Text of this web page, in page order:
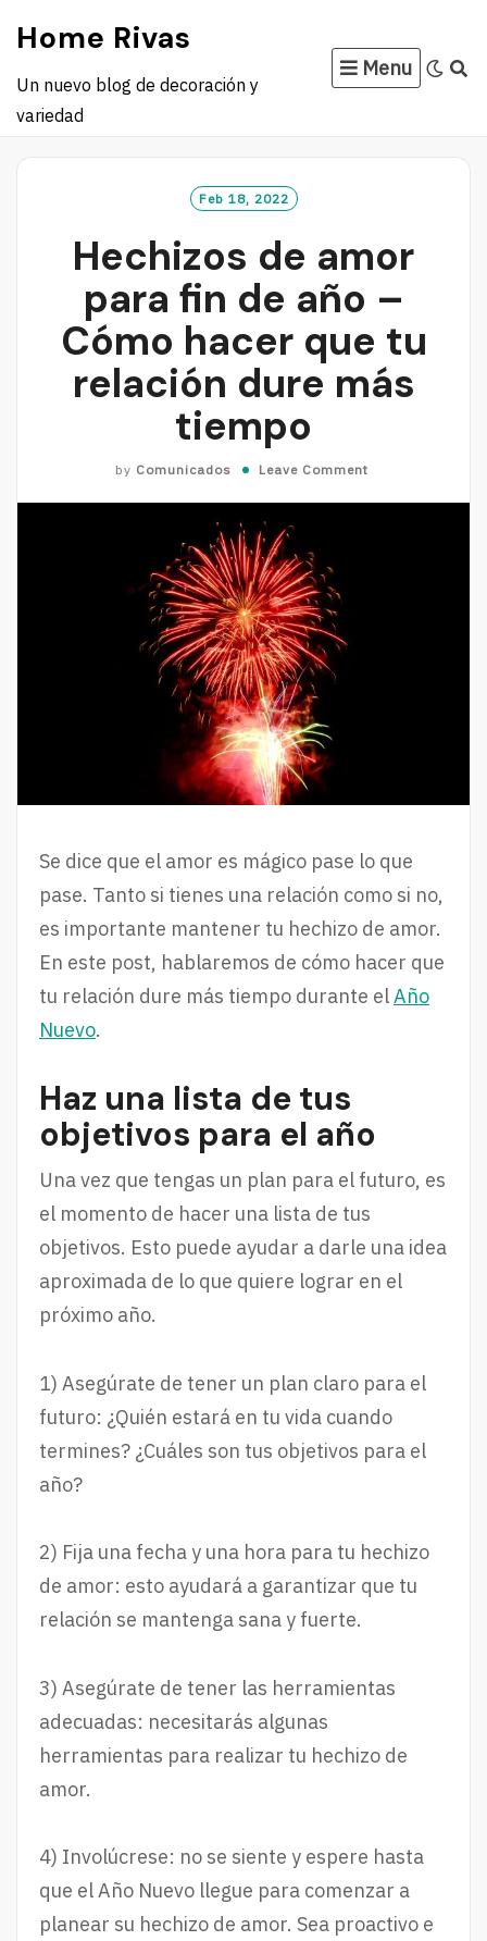
content
Home Rivas
Un nuevo blog de decoración y
variedad
Menu
Feb 18, 2022
Hechizos de amor
para fin de año –
Cómo hacer que tu
relación dure más
tiempo
by Comunicados Leave Comment
Se dice que el amor es mágico pase lo que
pase. Tanto si tienes una relación como si no,
es importante mantener tu hechizo de amor.
En este post, hablaremos de cómo hacer que
tu relación dure más tiempo durante elAño
Nuevo.
Haz una lista de tus
objetivos para el año
Una vez que tengas un plan para el futuro, es
el momento de hacer una lista de tus
objetivos. Esto puede ayudar a darle una idea
aproximada de lo que quiere lograr en el
próximo año.
1) Asegúrate de tener un plan claro para el
futuro: ¿Quién estará en tu vida cuando
termines? ¿Cuáles son tus objetivos para el
año?
2) Fija una fecha y una hora para tu hechizo
de amor: esto ayudará a garantizar que tu
relación se mantenga sana y fuerte.
3) Asegúrate de tener las herramientas
adecuadas: necesitarás algunas
herramientas para realizar tu hechizo de
amor.
4) Involúcrese: no se siente y espere hasta
que el Año Nuevo llegue para comenzar a
planear su hechizo de amor. Sea proactivo e